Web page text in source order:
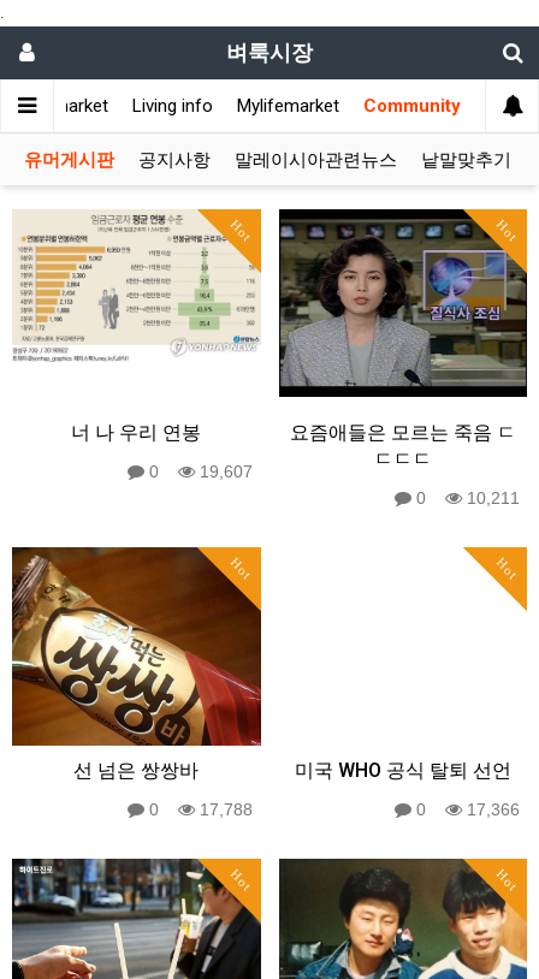
.
벼룩시장
Flea market Living info Mylifemarket Community
유머게시판 공지사항 말레이시아관련뉴스 낱말맞추기
Hot
너 나 우리 연봉
0 19,607
Hot
요즘애들은 모르는 죽음 ㄷ
ㄷㄷㄷ
0 10,211
Hot
선 넘은 쌍쌍바
0 17,788
Hot
미국 WHO 공식 탈퇴 선언
0 17,366
Hot Hot